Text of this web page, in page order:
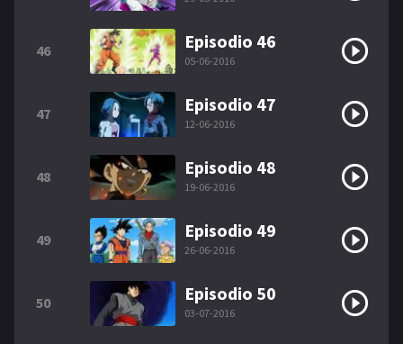
46 Episodio 46
05-06-2016
47 Episodio 47
12-06-2016
48 Episodio 48
19-06-2016
49 Episodio 49
26-06-2016
50 Episodio 50
03-07-2016